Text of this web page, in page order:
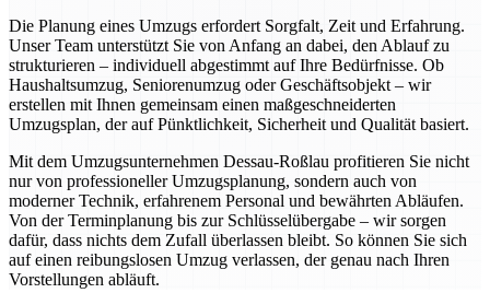
Die Planung eines Umzugs erfordert Sorgfalt, Zeit und Erfahrung.
Unser Team unterstützt Sie von Anfang an dabei, den Ablauf zu
strukturieren – individuell abgestimmt auf Ihre Bedürfnisse. Ob
Haushaltsumzug, Seniorenumzug oder Geschäftsobjekt – wir
erstellen mit Ihnen gemeinsam einen maßgeschneiderten
Umzugsplan, der auf Pünktlichkeit, Sicherheit und Qualität basiert.
Mit dem Umzugsunternehmen Dessau-Roßlau profitieren Sie nicht
nur von professioneller Umzugsplanung, sondern auch von
moderner Technik, erfahrenem Personal und bewährten Abläufen.
Von der Terminplanung bis zur Schlüsselübergabe – wir sorgen
dafür, dass nichts dem Zufall überlassen bleibt. So können Sie sich
auf einen reibungslosen Umzug verlassen, der genau nach Ihren
Vorstellungen abläuft.